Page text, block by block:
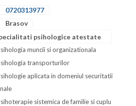
0720313977
Brasov
psihologice atestate
muncii si organizationala
transporturilor
aplicata in domeniul securitatii
sistemica de familie si cuplu